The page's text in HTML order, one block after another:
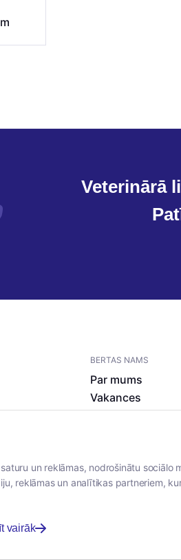
Veterinārā
BERTAS NAMS
Par mums
Vakances
un reklāmas, nodrošinātu
reklāmas un analītikas partneriem,
vairāk